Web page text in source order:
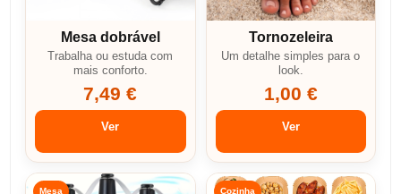
Mesa dobrável
Trabalha ou estuda com
mais conforto.
7,49 €
Ver
Tornozeleira
Um detalhe simples para o
look.
1,00 €
Ver
Mesa Cozinha